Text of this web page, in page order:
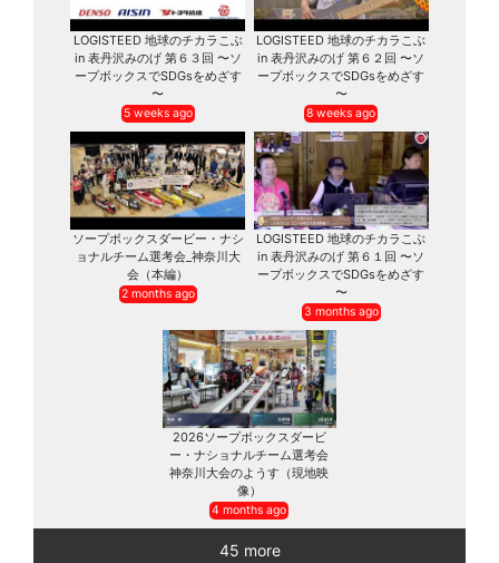
LOGISTEED 地球のチカラこぶ
in 表丹沢みのげ 第６３回 〜ソ
ープボックスでSDGsをめざす
〜
5 weeks ago
LOGISTEED 地球のチカラこぶ
in 表丹沢みのげ 第６２回 〜ソ
ープボックスでSDGsをめざす
〜
8 weeks ago
ソープボックスダービー・ナシ
ョナルチーム選考会_神奈川大
会（本編）
2 months ago
LOGISTEED 地球のチカラこぶ
in 表丹沢みのげ 第６１回 〜ソ
ープボックスでSDGsをめざす
〜
3 months ago
2026ソープボックスダービ
ー・ナショナルチーム選考会
神奈川大会のようす（現地映
像）
4 months ago
45 more